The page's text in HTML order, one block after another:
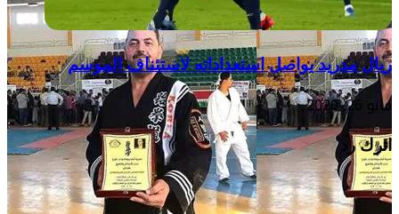
ريال مدريد يواصل استعداداته لاستئناف الموسم
مايو 26, 2020
اترك رد